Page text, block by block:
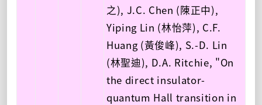
之), J.C. Chen (陳正中),
Yiping Lin (林怡萍), C.F.
Huang (黃俊峰), S.-D. Lin
(林聖迪), D.A. Ritchie, "On
the direct insulator-
quantum Hall transition in